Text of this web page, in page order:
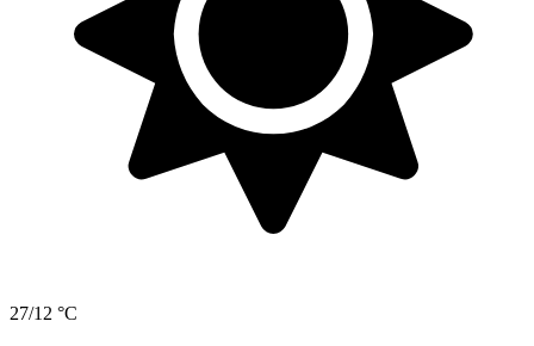
27/12 °C